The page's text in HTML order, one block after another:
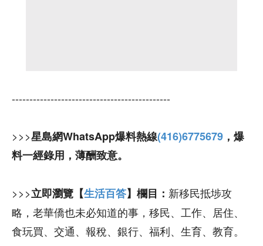
---------------------------------------------
>>>星島網WhatsApp爆料熱線(416)6775679 ，爆
料一經錄用，薄酬致意。
>>>立即瀏覽【生活百答】欄目： 新移民抵埗攻
略，老華僑也未必知道的事，移民、工作、居住、
食玩買、交通、報稅、銀行、福利、生育、教育。